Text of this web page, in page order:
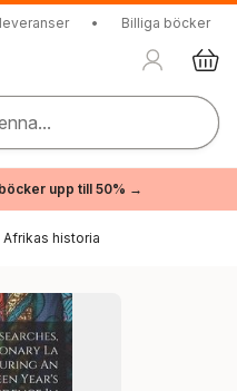
• Billiga böcker
upp till 50% →
Afrikas historia